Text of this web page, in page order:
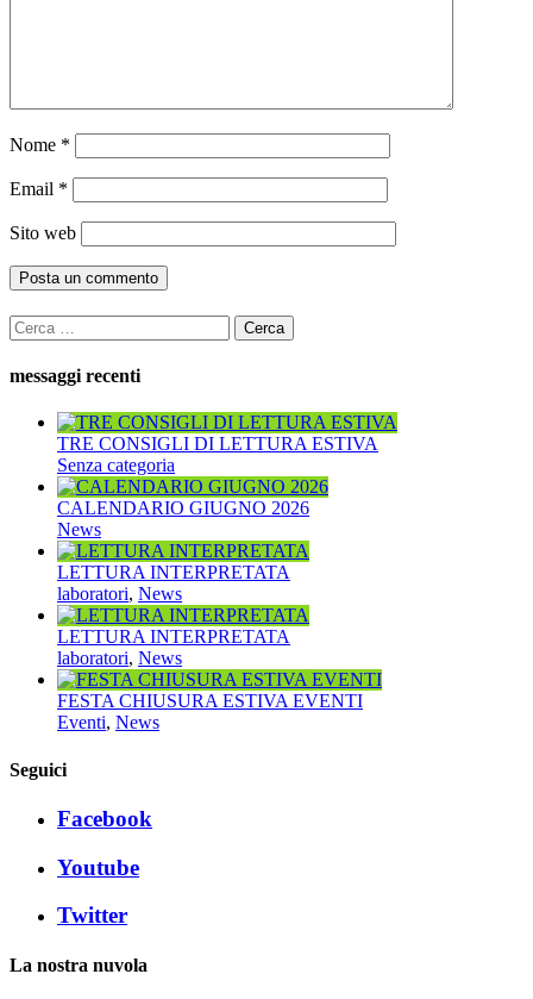
Nome *
Email *
Sito web
Ricerca
per:
messaggi recenti
TRE CONSIGLI DI LETTURA ESTIVA
Senza categoria
CALENDARIO GIUGNO 2026
News
LETTURA INTERPRETATA
laboratori, News
LETTURA INTERPRETATA
laboratori, News
FESTA CHIUSURA ESTIVA EVENTI
Eventi, News
Seguici
Facebook
Youtube
Twitter
La nostra nuvola